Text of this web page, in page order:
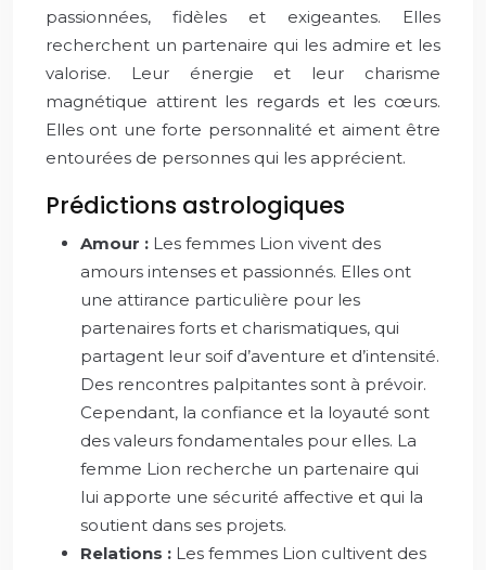
passionnées, fidèles et exigeantes. Elles
recherchent un partenaire qui les admire et les
valorise. Leur énergie et leur charisme
magnétique attirent les regards et les cœurs.
Elles ont une forte personnalité et aiment être
entourées de personnes qui les apprécient.
Prédictions astrologiques
Amour : Les femmes Lion vivent des
amours intenses et passionnés. Elles ont
une attirance particulière pour les
partenaires forts et charismatiques, qui
partagent leur soif d’aventure et d’intensité.
Des rencontres palpitantes sont à prévoir.
Cependant, la confiance et la loyauté sont
des valeurs fondamentales pour elles. La
femme Lion recherche un partenaire qui
lui apporte une sécurité affective et qui la
soutient dans ses projets.
Relations : Les femmes Lion cultivent des